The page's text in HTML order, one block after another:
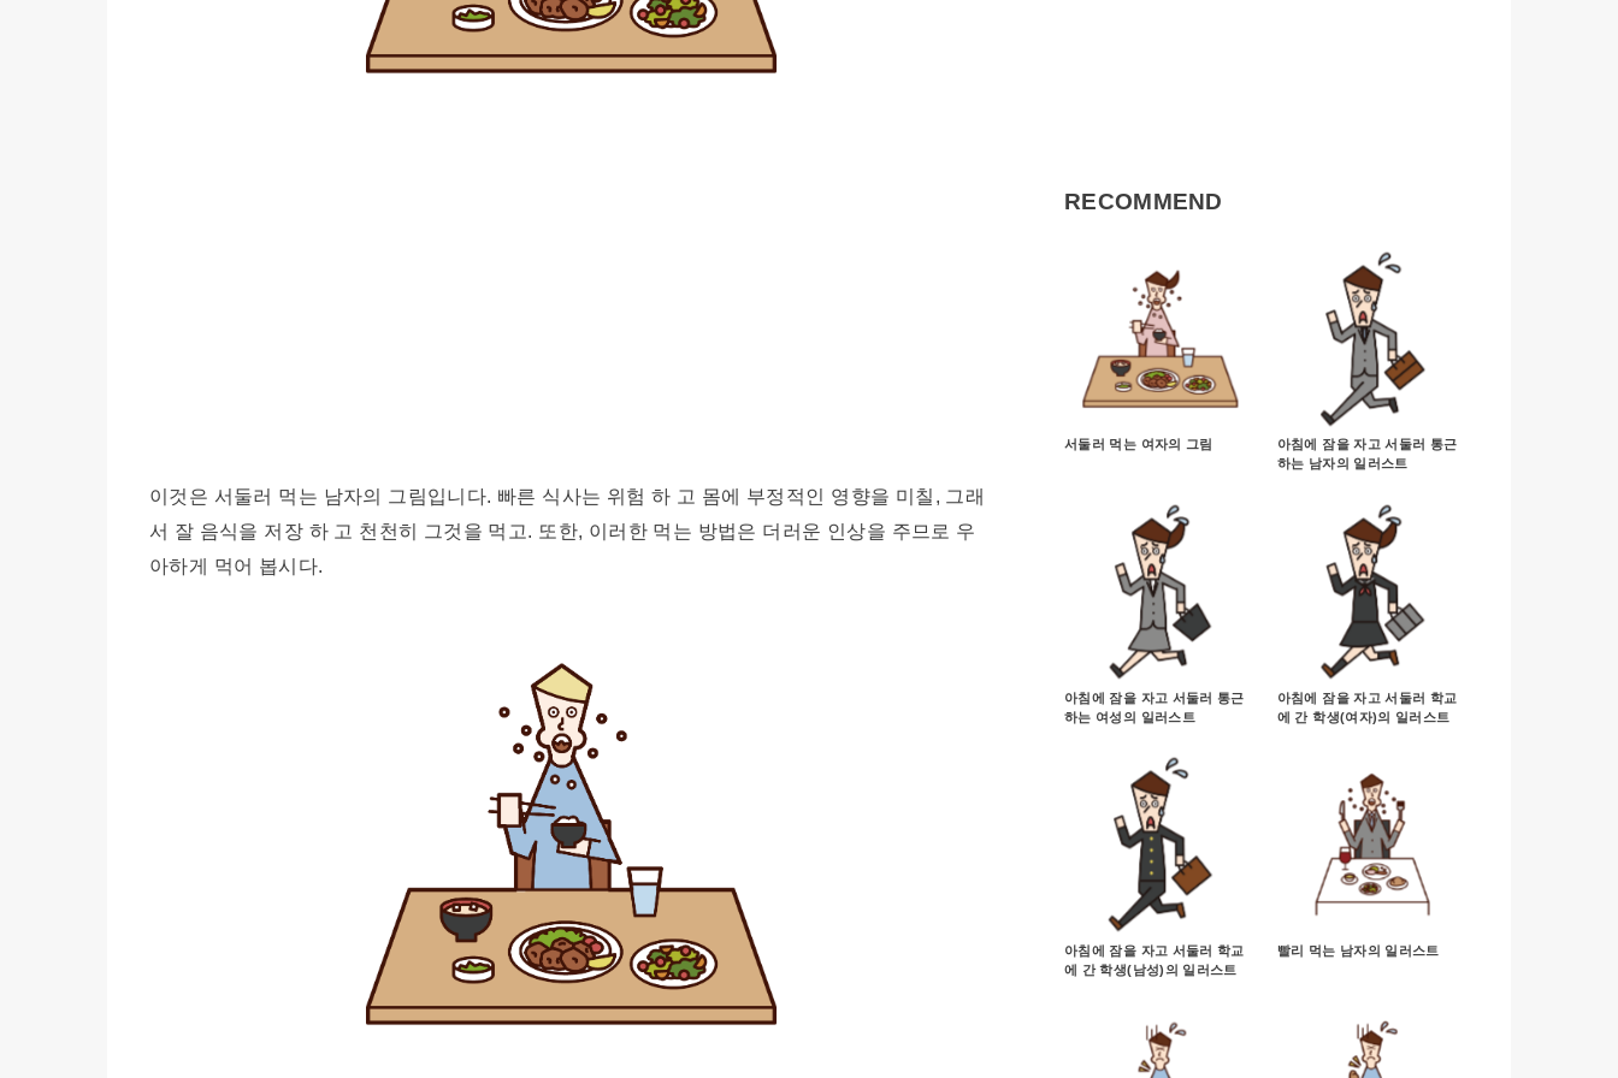
이것은 서둘러 먹는 남자의 그림입니다. 빠른 식사는 위험 하 고 몸에 부정적인 영향을 미칠, 그래
서 잘 음식을 저장 하 고 천천히 그것을 먹고. 또한, 이러한 먹는 방법은 더러운 인상을 주므로 우
아하게 먹어 봅시다.
RECOMMEND
서둘러 먹는 여자의 그림
아침에 잠을 자고 서둘러 통근
하는 남자의 일러스트
아침에 잠을 자고 서둘러 통근
하는 여성의 일러스트
아침에 잠을 자고 서둘러 학교
에 간 학생(여자)의 일러스트
아침에 잠을 자고 서둘러 학교
에 간 학생(남성)의 일러스트
빨리 먹는 남자의 일러스트